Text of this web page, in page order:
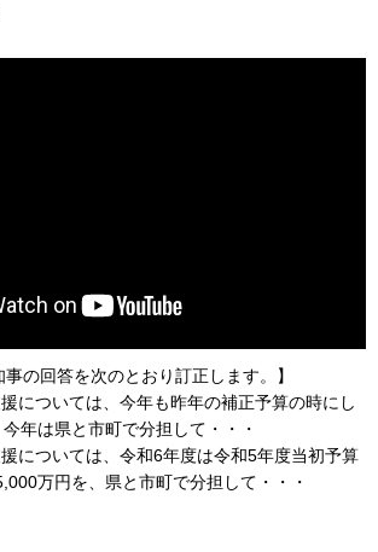
事の回答を次のとおり訂正します。】
については、今年も昨年の補正予算の時にし
年は県と市町で分担して・・・
については、令和6年度は令和5年度当初予算
万円を、県と市町で分担して・・・